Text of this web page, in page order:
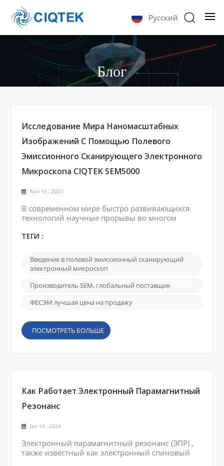
Русский
Блог
Исследование Мира Наномасштабных
Изображений С Помощью Полевого
Эмиссионного Сканирующего Электронного
Микроскопа CIQTEK SEM5000
Nov 16 , 2023
В современном мире быстро развивающихся
технологий научные прорывы во многом
и понимать материалы в мельчайших
имеющим большое значение, является
сканирующий электронный микроскоп с
полевой эмиссией (FE SEM), а CIQTEK SEM5000
выделяется своими превосходными
универсальностью. В этом соо...
ТЕГИ :
Введение в полевой эмиссионный сканирующий
электронный микроскоп
Производитель SEM, глобальный поставщик
ФЕСЭМ лучшая цена на продажу
ПОСМОТРЕТЬ БОЛЬШЕ
Как Работает Электронный Парамагнитный
Резонанс
Jan 10 , 2024
Электронный парамагнитный резонанс (ЭПР) ,
также известный как электронный спиновый